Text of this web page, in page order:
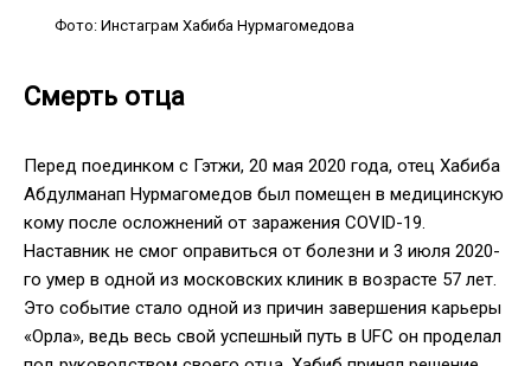
Фото: Инстаграм Хабиба Нурмагомедова
Смерть отца
Перед поединком с Гэтжи, 20 мая 2020 года, отец Хабиба
Абдулманап Нурмагомедов был помещен в медицинскую
кому после осложнений от заражения COVID-19.
Наставник не смог оправиться от болезни и 3 июля 2020-
го умер в одной из московских клиник в возрасте 57 лет.
Это событие стало одной из причин завершения карьеры
«Орла», ведь весь свой успешный путь в UFC он проделал